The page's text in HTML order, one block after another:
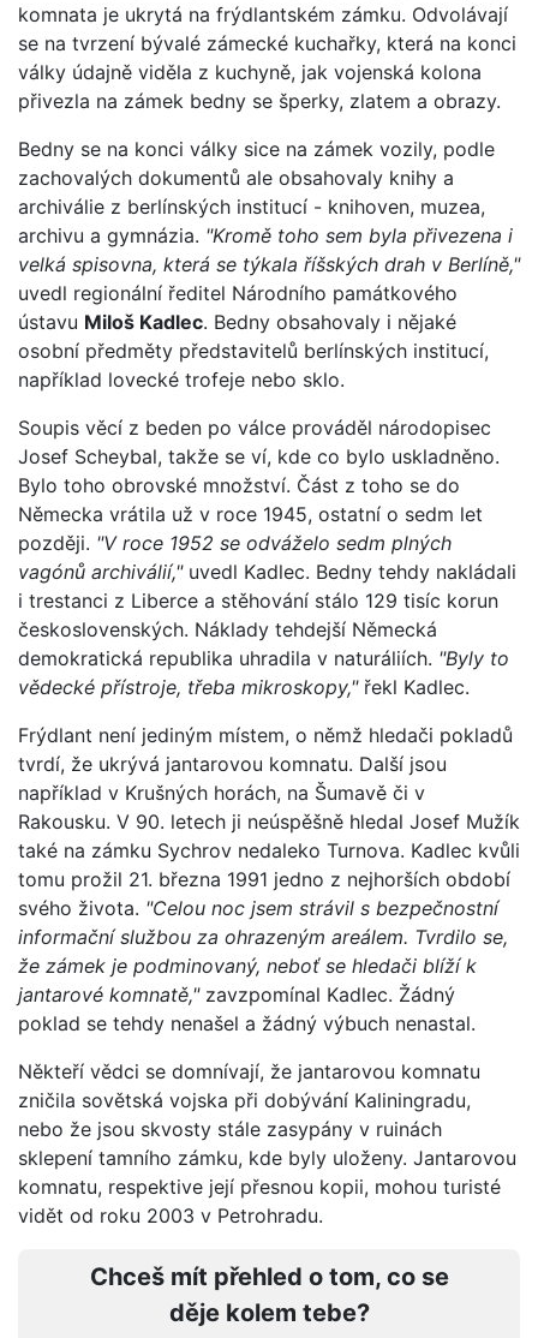
komnata je ukrytá na frýdlantském zámku. Odvolávají
se na tvrzení bývalé zámecké kuchařky, která na konci
války údajně viděla z kuchyně, jak vojenská kolona
přivezla na zámek bedny se šperky, zlatem a obrazy.
Bedny se na konci války sice na zámek vozily, podle
zachovalých dokumentů ale obsahovaly knihy a
archiválie z berlínských institucí - knihoven, muzea,
archivu a gymnázia. "Kromě toho sem byla přivezena i
velká spisovna, která se týkala říšských drah v Berlíně,"
uvedl regionální ředitel Národního památkového
ústavu Miloš Kadlec. Bedny obsahovaly i nějaké
osobní předměty představitelů berlínských institucí,
například lovecké trofeje nebo sklo.
Soupis věcí z beden po válce prováděl národopisec
Josef Scheybal, takže se ví, kde co bylo uskladněno.
Bylo toho obrovské množství. Část z toho se do
Německa vrátila už v roce 1945, ostatní o sedm let
později. "V roce 1952 se odváželo sedm plných
vagónů archiválií," uvedl Kadlec. Bedny tehdy nakládali
i trestanci z Liberce a stěhování stálo 129 tisíc korun
československých. Náklady tehdejší Německá
demokratická republika uhradila v naturáliích. "Byly to
vědecké přístroje, třeba mikroskopy," řekl Kadlec.
Frýdlant není jediným místem, o němž hledači pokladů
tvrdí, že ukrývá jantarovou komnatu. Další jsou
například v Krušných horách, na Šumavě či v
Rakousku. V 90. letech ji neúspěšně hledal Josef Mužík
také na zámku Sychrov nedaleko Turnova. Kadlec kvůli
tomu prožil 21. března 1991 jedno z nejhorších období
svého života. "Celou noc jsem strávil s bezpečnostní
informační službou za ohrazeným areálem. Tvrdilo se,
že zámek je podminovaný, neboť se hledači blíží k
jantarové komnatě,"zavzpomínal Kadlec. Žádný
poklad se tehdy nenašel a žádný výbuch nenastal.
Někteří vědci se domnívají, že jantarovou komnatu
zničila sovětská vojska při dobývání Kaliningradu,
nebo že jsou skvosty stále zasypány v ruinách
sklepení tamního zámku, kde byly uloženy. Jantarovou
komnatu, respektive její přesnou kopii, mohou turisté
vidět od roku 2003 v Petrohradu.
Chceš mít přehled o tom, co se
děje kolem tebe?